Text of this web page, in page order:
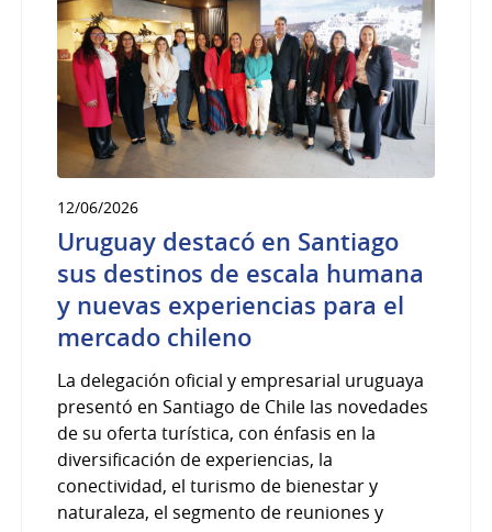
12/06/2026
Uruguay destacó en Santiago
sus destinos de escala humana
y nuevas experiencias para el
mercado chileno
La delegación oficial y empresarial uruguaya
presentó en Santiago de Chile las novedades
de su oferta turística, con énfasis en la
diversificación de experiencias, la
conectividad, el turismo de bienestar y
naturaleza, el segmento de reuniones y